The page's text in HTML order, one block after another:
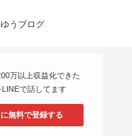
ゆうブログ
万以上収益化できた
LINEで話してます
無料で登録する